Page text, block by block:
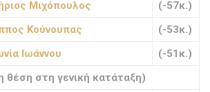
Μιχόπουλος
(-57κ.)
Κούνουπας
(-53κ.)
Ιωάννου
(-51κ.)
θέση στη γενική κατάταξη)